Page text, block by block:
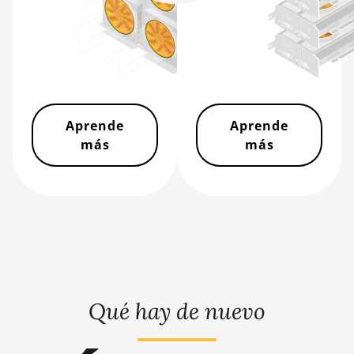
BITMAIN AntMiner S21j XP
Hyd (495Th/s)
BITMAIN AntMiner S9
BITMAIN AntMiner S9i
BITMAIN AntMiner S9j
BITMAIN AntMiner T9+
Aprende
más
Aprende
más
Qué hay de nuevo